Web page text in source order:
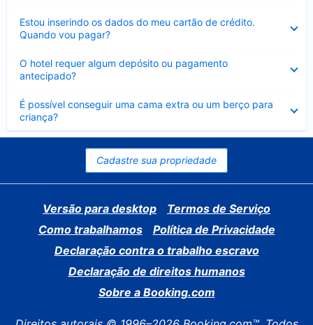
Estou inserindo os dados do meu cartão de crédito.
Quando vou pagar?
O hotel requer algum depósito ou pagamento
antecipado?
É possível conseguir uma cama extra ou um berço para
criança?
Contraído
Cadastre sua propriedade
Versão para desktop
Termos de Serviço
Como trabalhamos
Política de Privacidade
Declaração contra o trabalho escravo
Declaração de direitos humanos
Sobre a Booking.com